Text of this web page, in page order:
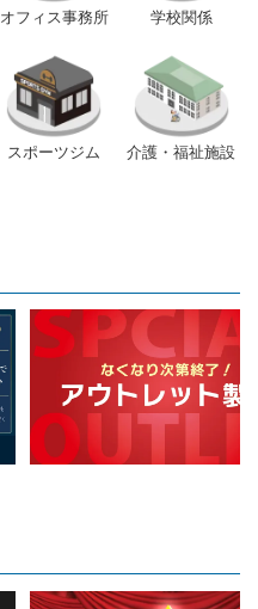
オフィス事務所 学校関係
スポーツジム 介護・福祉施設